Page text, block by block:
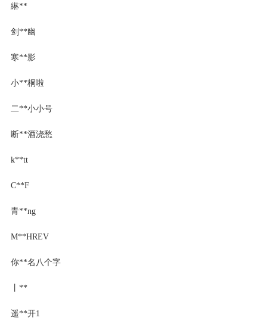
綝**
剑**幽
寒**影
小**桐啦
二**小小号
断**酒浇愁
k**tt
C**F
青**ng
M**HREV
你**名八个字
丨**
遥**开1